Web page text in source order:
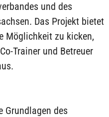
und des
Das Projekt bietet
Möglichkeit zu kicken,
Trainer und Betreuer
Grundlagen des